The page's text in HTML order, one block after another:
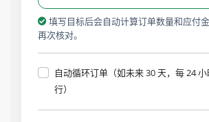
填写目标后会自动计算订单数量和应付
再次核对。
自动循环订单（如未来 30 天，每 24
行）